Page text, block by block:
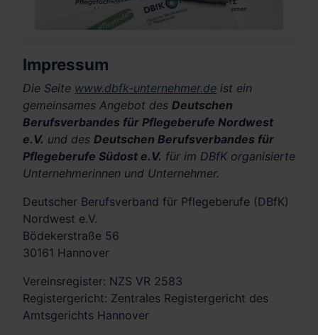
Impressum
Die Seite www.dbfk-unternehmer.de ist ein
gemeinsames Angebot des Deutschen
Berufsverbandes für Pflegeberufe Nordwest
e.V. und des Deutschen Berufsverbandes für
Pflegeberufe Südost e.V. für im DBfK organisierte
Unternehmerinnen und Unternehmer.
Deutscher Berufsverband für Pflegeberufe (DBfK)
Nordwest e.V.
Bödekerstraße 56
30161 Hannover
Vereinsregister: NZS VR 2583
Registergericht: Zentrales Registergericht des
Amtsgerichts Hannover